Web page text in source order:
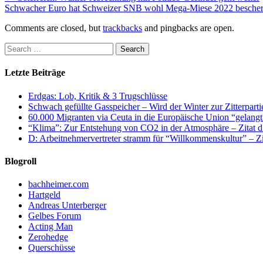
Schwacher Euro hat Schweizer SNB wohl Mega-Miese 2022
Comments are closed, but trackbacks and pingbacks are open.
Letzte Beiträge
Erdgas: Lob, Kritik & 3 Trugschlüsse
Schwach gefüllte Gasspeicher – Wird der Winter zur
60.000 Migranten via Ceuta in die Europäische Union
“Klima”: Zur Entstehung von CO2 in der Atmosphäre – Zitat
D: Arbeitnehmervertreter stramm für “Willkommenskultur” –
Blogroll
bachheimer.com
Hartgeld
Andreas Unterberger
Gelbes Forum
Acting Man
Zerohedge
Querschüsse